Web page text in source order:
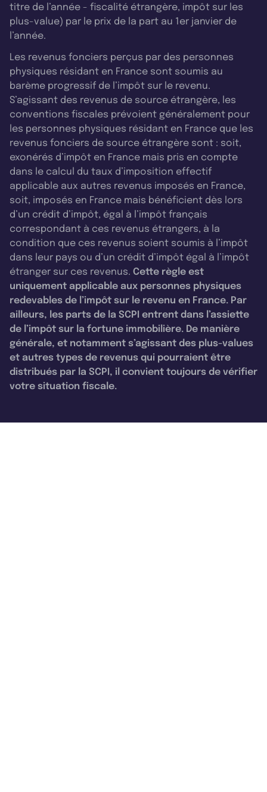
titre de l’année - fiscalité étrangère, impôt sur les
plus-value) par le prix de la part au 1er janvier de
l’année.
Les revenus fonciers perçus par des personnes
physiques résidant en France sont soumis au
barème progressif de l’impôt sur le revenu.
S’agissant des revenus de source étrangère, les
conventions fiscales prévoient généralement pour
les personnes physiques résidant en France que les
revenus fonciers de source étrangère sont : soit,
exonérés d’impôt en France mais pris en compte
dans le calcul du taux d’imposition effectif
applicable aux autres revenus imposés en France,
soit, imposés en France mais bénéficient dès lors
d’un crédit d’impôt, égal à l’impôt français
correspondant à ces revenus étrangers, à la
condition que ces revenus soient soumis à l’impôt
dans leur pays ou d’un crédit d’impôt égal à l’impôt
étranger sur ces revenus. Cette règle est
uniquement applicable aux personnes physiques
redevables de l’impôt sur le revenu en France. Par
ailleurs, les parts de la SCPI entrent dans l’assiette
de l’impôt sur la fortune immobilière. De manière
générale, et notamment s’agissant des plus-values
et autres types de revenus qui pourraient être
distribués par la SCPI, il convient toujours de vérifier
votre situation fiscale.